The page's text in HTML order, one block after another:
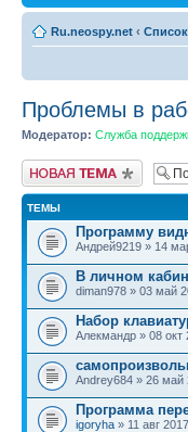
Ru.neospy.net ‹
Проблемы в
Модератор: Служба
Новая тема
ТЕМЫ
Программу
Андрей9219 » 14
В личном
diman978 » 03 май
Набор
Алекмандр » 08 окт
Andrey684 » 26 май
Программа
igoryha » 11 авг